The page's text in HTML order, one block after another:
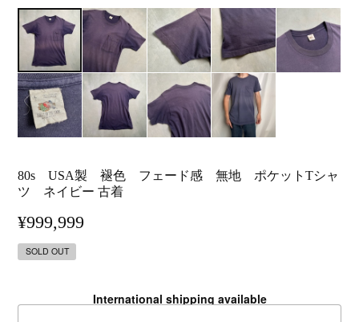
80s USA製 褪色 フェード感 無地 ポケットTシャ
ツ ネイビー 古着
¥999,999
SOLD OUT
International shipping available